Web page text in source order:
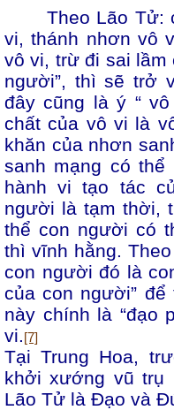
Theo Lão Tử:
vi, thánh nhơn vô
vô vi, trừ đi sai lầm
người”, thì sẽ trở
đây cũng là ý “
chất của vô vi là
khăn của nhơn
sanh mạng có
hành vi tạo tác
người là tạm thời,
thể con người có
thì vĩnh hằng.
con người đó là
của con người”
này chính là “đạo
vi.[7]
Tại Trung Hoa,
khởi xướng vũ trụ
Lão Tử là Đạo và